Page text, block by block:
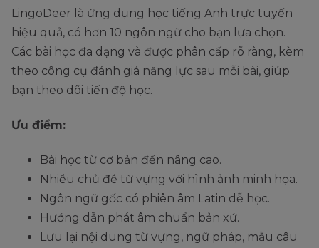
LingoDeer là ứng dụng học tiếng Anh trực tuyến
hiệu quả, có hơn 10 ngôn ngữ cho bạn lựa chọn.
Các bài học đa dạng và được phân cấp rõ ràng, kèm
theo công cụ đánh giá năng lực sau mỗi bài, giúp
bạn theo dõi tiến độ học.
Ưu điểm:
Bài học từ cơ bản đến nâng cao.
Nhiều chủ đề từ vựng với hình ảnh minh họa.
Ngôn ngữ gốc có phiên âm Latin dễ học.
Hướng dẫn phát âm chuẩn bản xứ.
Lưu lại nội dung từ vựng, ngữ pháp, mẫu câu